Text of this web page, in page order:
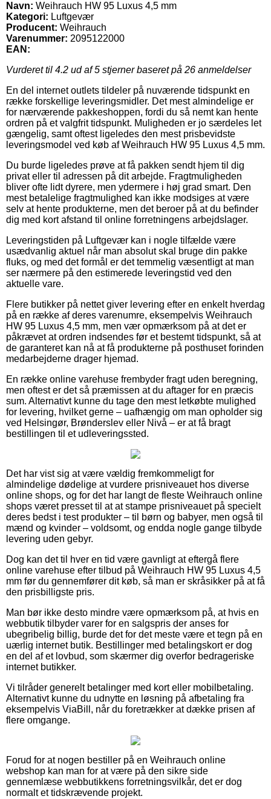
Navn: Weihrauch HW 95 Luxus 4,5 mm
Kategori: Luftgevær
Producent: Weihrauch
Varenummer: 2095122000
EAN:
Vurderet til 4.2 ud af 5 stjerner baseret på 26 anmeldelser
En del internet outlets tildeler på nuværende tidspunkt en
række forskellige leveringsmidler. Det mest almindelige er
for nærværende pakkeshoppen, fordi du så nemt kan hente
ordren på et valgfrit tidspunkt. Muligheden er jo særdeles let
gængelig, samt oftest ligeledes den mest prisbevidste
leveringsmodel ved køb af Weihrauch HW 95 Luxus 4,5 mm.
Du burde ligeledes prøve at få pakken sendt hjem til dig
privat eller til adressen på dit arbejde. Fragtmuligheden
bliver ofte lidt dyrere, men ydermere i høj grad smart. Den
mest betalelige fragtmulighed kan ikke modsiges at være
selv at hente produkterne, men det beroer på at du befinder
dig med kort afstand til online forretningens arbejdslager.
Leveringstiden på Luftgevær kan i nogle tilfælde være
usædvanlig aktuel når man absolut skal bruge din pakke
fluks, og med det formål er det temmelig væsentligt at man
ser nærmere på den estimerede leveringstid ved den
aktuelle vare.
Flere butikker på nettet giver levering efter en enkelt hverdag
på en række af deres varenumre, eksempelvis Weihrauch
HW 95 Luxus 4,5 mm, men vær opmærksom på at det er
påkrævet at ordren indsendes før et bestemt tidspunkt, så at
de garanteret kan nå at få produkterne på posthuset forinden
medarbejderne drager hjemad.
En række online varehuse frembyder fragt uden beregning,
men oftest er det så præmissen at du aftager for en præcis
sum. Alternativt kunne du tage den mest letkøbte mulighed
for levering, hvilket gerne – uafhængig om man opholder sig
ved Helsingør, Brønderslev eller Nivå – er at få bragt
bestillingen til et udleveringssted.
Det har vist sig at være vældig fremkommeligt for
almindelige dødelige at vurdere prisniveauet hos diverse
online shops, og for det har langt de fleste Weihrauch online
shops været presset til at at stampe prisniveauet på specielt
deres bedst i test produkter – til børn og babyer, men også til
mænd og kvinder – voldsomt, og endda nogle gange tilbyde
levering uden gebyr.
Dog kan det til hver en tid være gavnligt at eftergå flere
online varehuse efter tilbud på Weihrauch HW 95 Luxus 4,5
mm før du gennemfører dit køb, så man er skråsikker på at få
den prisbilligste pris.
Man bør ikke desto mindre være opmærksom på, at hvis en
webbutik tilbyder varer for en salgspris der anses for
ubegribelig billig, burde det for det meste være et tegn på en
uærlig internet butik. Bestillinger med betalingskort er dog
en del af et lovbud, som skærmer dig overfor bedrageriske
internet butikker.
Vi tilråder generelt betalinger med kort eller mobilbetaling.
Alternativt kunne du udnytte en løsning på afbetaling fra
eksempelvis ViaBill, når du foretrækker at dække prisen af
flere omgange.
Forud for at nogen bestiller på en Weihrauch online
webshop kan man for at være på den sikre side
gennemlæse webbutikkens forretningsvilkår, det er dog
normalt et tidskrævende projekt.